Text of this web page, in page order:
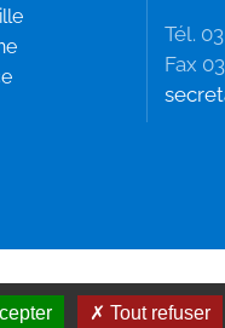
Tél.
Fax
Tout refuser